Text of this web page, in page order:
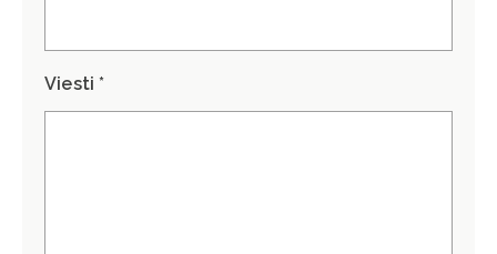
Viesti *